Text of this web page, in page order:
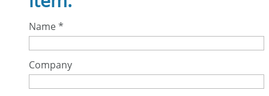
Name*
Company